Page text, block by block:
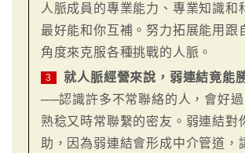
人脈成員的專業能力、專業知識和
最好能和你互補。努力拓展能用跟
角度來克服各種挑戰的人脈。
3
就人脈經營來說，弱連結竟能
──認識許多不常聯絡的人，會好
熟稔又時常聯繫的密友。弱連結對
助，因為弱連結會形成中介管道，